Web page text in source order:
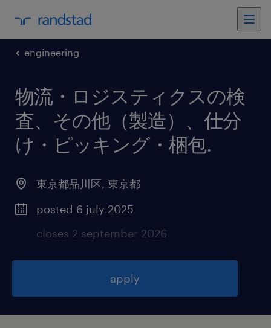
engineering
物流・ロジスティクスの検
査、その他（製造）、仕分
け・ピッキング・梱包.
東京都品川区, 東京都
posted 6 july 2025
closes 2 september 2026
apply